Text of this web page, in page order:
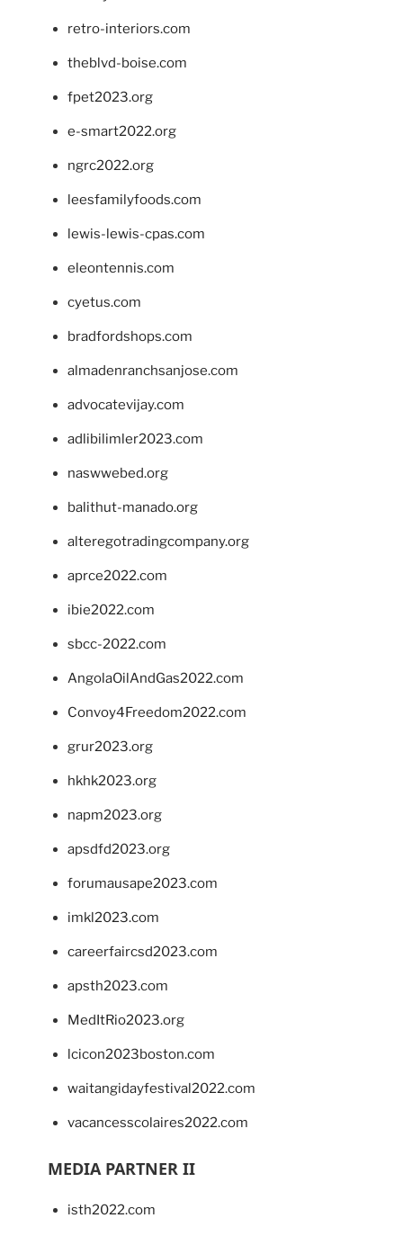
retro-interiors.com
theblvd-boise.com
fpet2023.org
e-smart2022.org
ngrc2022.org
leesfamilyfoods.com
lewis-lewis-cpas.com
eleontennis.com
cyetus.com
bradfordshops.com
almadenranchsanjose.com
advocatevijay.com
adlibilimler2023.com
naswwebed.org
balithut-manado.org
alteregotradingcompany.org
aprce2022.com
ibie2022.com
sbcc-2022.com
AngolaOilAndGas2022.com
Convoy4Freedom2022.com
grur2023.org
hkhk2023.org
napm2023.org
apsdfd2023.org
forumausape2023.com
imkl2023.com
careerfaircsd2023.com
apsth2023.com
MedItRio2023.org
lcicon2023boston.com
waitangidayfestival2022.com
vacancesscolaires2022.com
MEDIA PARTNER II
isth2022.com